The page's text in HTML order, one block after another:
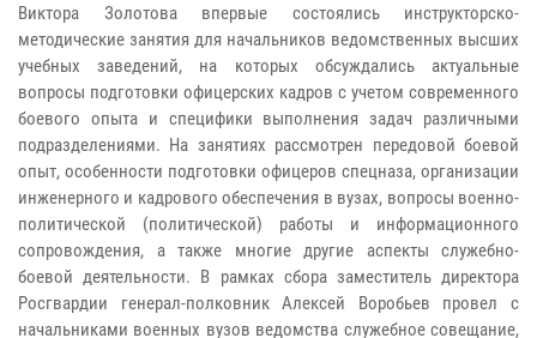
Виктора Золотова впервые состоялись инструкторско-
методические занятия для начальников ведомственных высших
учебных заведений, на которых обсуждались актуальные
вопросы подготовки офицерских кадров с учетом современного
боевого опыта и специфики выполнения задач различными
подразделениями. На занятиях рассмотрен передовой боевой
опыт, особенности подготовки офицеров спецназа, организации
инженерного и кадрового обеспечения в вузах, вопросы военно-
политической (политической) работы и информационного
сопровождения, а также многие другие аспекты служебно-
боевой деятельности. В рамках сбора заместитель директора
Росгвардии генерал-полковник Алексей Воробьев провел с
начальниками военных вузов ведомства служебное совещание,